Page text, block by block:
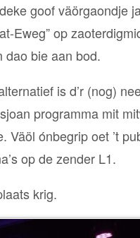
goof väörgaondje
Eweg” op
dao bie aan bod.
is d’r (nog)
programma mit
ónbegrip oet ’t
op de zender L1.
krig.